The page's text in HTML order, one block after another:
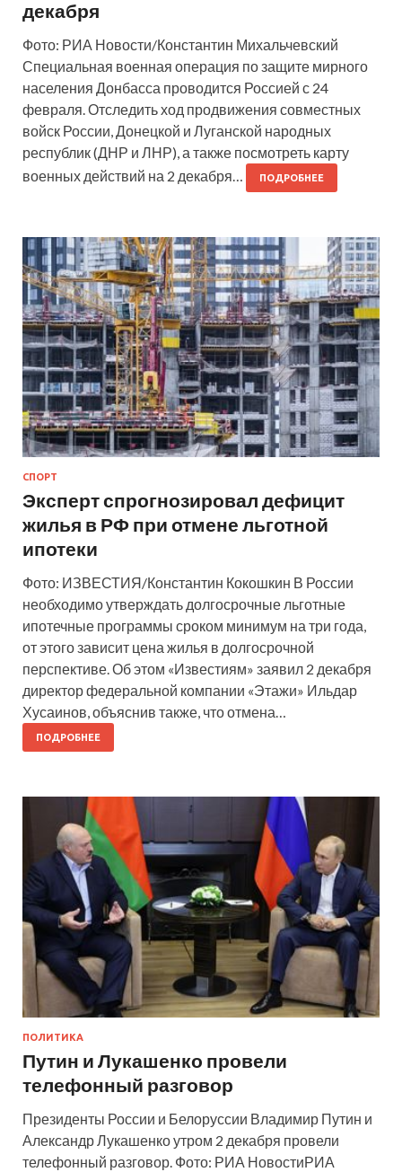
декабря
Фото: РИА Новости/Константин Михальчевский
Специальная военная операция по защите мирного
населения Донбасса проводится Россией с 24
февраля. Отследить ход продвижения совместных
войск России, Донецкой и Луганской народных
республик (ДНР и ЛНР), а также посмотреть карту
военных действий на 2 декабря…
ПОДРОБНЕЕ
СПОРТ
Эксперт спрогнозировал дефицит
жилья в РФ при отмене льготной
ипотеки
Фото: ИЗВЕСТИЯ/Константин Кокошкин В России
необходимо утверждать долгосрочные льготные
ипотечные программы сроком минимум на три года,
от этого зависит цена жилья в долгосрочной
перспективе. Об этом «Известиям» заявил 2 декабря
директор федеральной компании «Этажи» Ильдар
Хусаинов, объяснив также, что отмена…
ПОДРОБНЕЕ
ПОЛИТИКА
Путин и Лукашенко провели
телефонный разговор
Президенты России и Белоруссии Владимир Путин и
Александр Лукашенко утром 2 декабря провели
телефонный разговор. Фото: РИА НовостиРИА